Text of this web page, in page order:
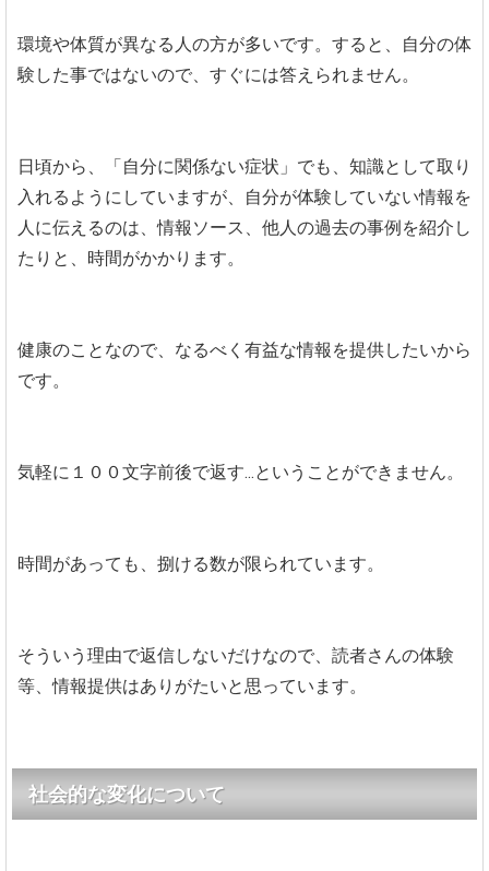
環境や体質が異なる人の方が多いです。すると、自分の体
験した事ではないので、すぐには答えられません。
日頃から、「自分に関係ない症状」でも、知識として取り
入れるようにしていますが、自分が体験していない情報を
人に伝えるのは、情報ソース、他人の過去の事例を紹介し
たりと、時間がかかります。
健康のことなので、なるべく有益な情報を提供したいから
です。
気軽に１００文字前後で返す...ということができません。
時間があっても、捌ける数が限られています。
そういう理由で返信しないだけなので、読者さんの体験
等、情報提供はありがたいと思っています。
社会的な変化について